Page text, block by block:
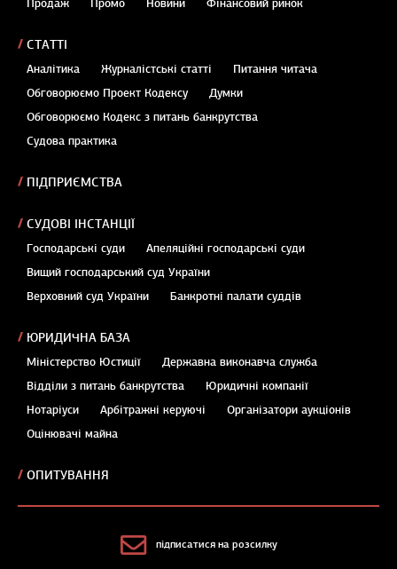
Продаж
Промо Новини Фінансовий ринок
СТАТТІ
Аналітика Журналістські статті
Питання читача
Обговорюємо Проект Кодексу
Думки
Обговорюємо Кодекс з питань банкрутства
Судова практика
ПІДПРИЄМСТВА
СУДОВІ ІНСТАНЦІЇ
Господарські суди
Апеляційні господарські суди
Вищий господарський суд України
Верховний суд України
Банкротні палати суддів
ЮРИДИЧНА БАЗА
Міністерство Юстиції
Державна виконавча служба
Відділи з питань банкрутства
Юридичні компанії
Нотаріуси
Арбітражні керуючі
Організатори аукціонів
Оцінювачі майна
ОПИТУВАННЯ
підписатися на розсилку